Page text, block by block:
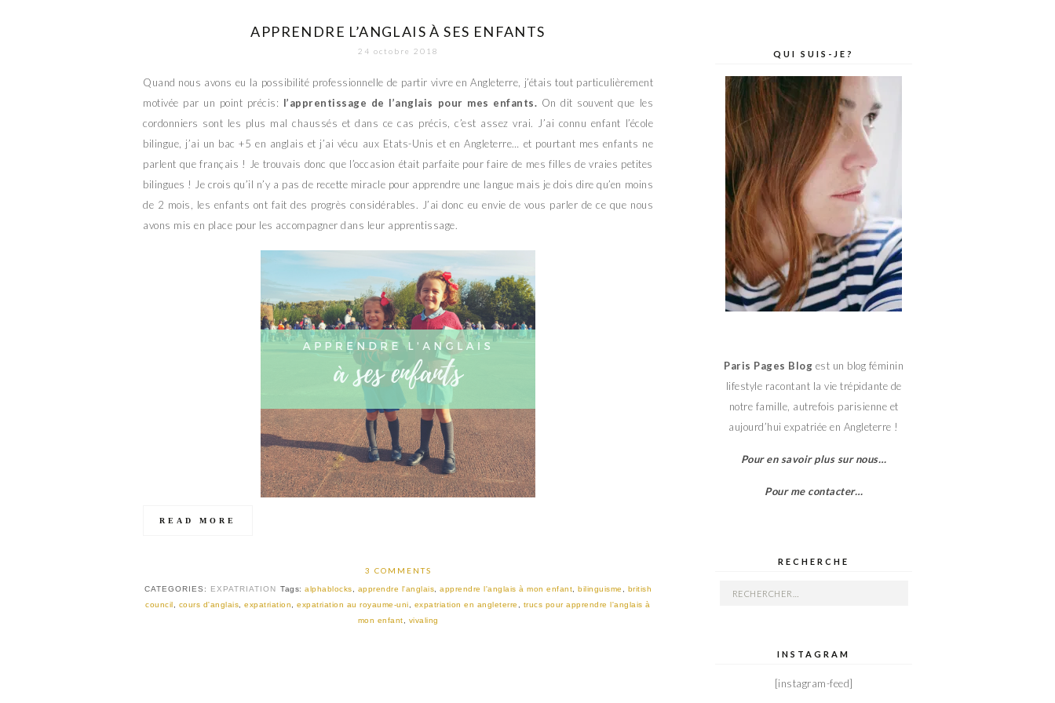
APPRENDRE L’ANGLAIS À SES ENFANTS
24 octobre 2018
Quand nous avons eu la possibilité professionnelle de partir vivre en Angleterre, j’étais tout particulièrement
motivée par un point précis: l’apprentissage de l’anglais pour mes enfants. On dit souvent que les
cordonniers sont les plus mal chaussés et dans ce cas précis, c’est assez vrai. J’ai connu enfant l’école
bilingue, j’ai un bac +5 en anglais et j’ai vécu aux Etats-Unis et en Angleterre… et pourtant mes enfants ne
parlent que français ! Je trouvais donc que l’occasion était parfaite pour faire de mes filles de vraies petites
bilingues ! Je crois qu’il n’y a pas de recette miracle pour apprendre une langue mais je dois dire qu’en moins
de 2 mois, les enfants ont fait des progrès considérables. J’ai donc eu envie de vous parler de ce que nous
avons mis en place pour les accompagner dans leur apprentissage.
READ MORE
3 COMMENTS
CATEGORIES: EXPATRIATION Tags: alphablocks apprendre l'anglais apprendre l'anglais à mon enfant bilinguisme
british
council
cours d'anglais ,expatriation ,expatriation au royaume-uni expatriation en angleterre
trucs pour apprendre l'anglais à
mon enfant
vivaling
QUI SUIS-JE?
Paris Pages Blog est un blog féminin
lifestyle racontant la vie trépidante de
notre famille, autrefois parisienne et
aujourd’hui expatriée en Angleterre !
Pour en savoir plus sur nous…
Pour me contacter…
RECHERCHE
Rechercher :
INSTAGRAM
[instagram-feed]